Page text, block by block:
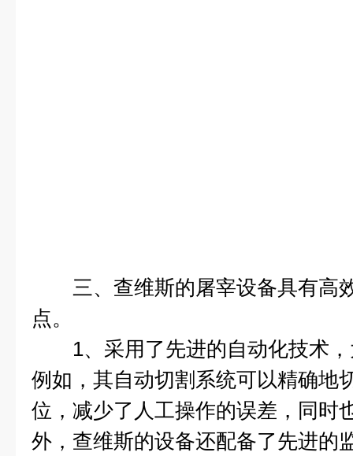
三、查维斯的屠宰设备具有高
点。
1、采用了先进的自动化技术，
例如，其自动切割系统可以精确地
位，减少了人工操作的误差，同时
外，查维斯的设备还配备了先进的